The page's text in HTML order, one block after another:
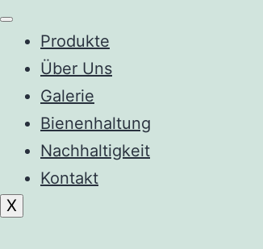
Produkte
Über Uns
Galerie
Bienenhaltung
Nachhaltigkeit
Kontakt
X